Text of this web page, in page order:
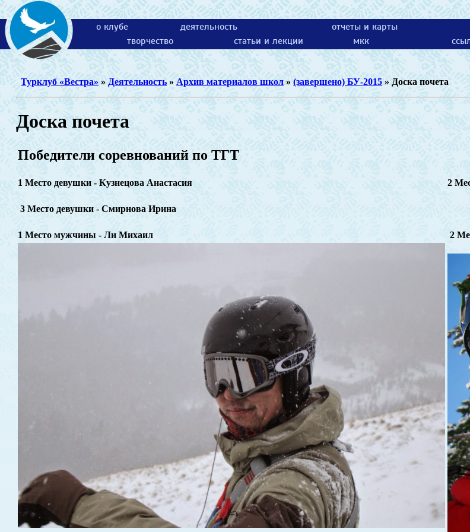
о клубе деятельность отчеты и карты
творчество
статьи и лекции мкк
Турклуб «Вестра» » Деятельность » Архив материалов школ »(завершено) БУ-2015 » Доска почета
Доска почета
Победители соревнований по ТГТ
1 Место девушки - Кузнецова Анастасия 2
3 Место девушки - Смирнова Ирина
1 Место мужчины -Ли Михаил 2